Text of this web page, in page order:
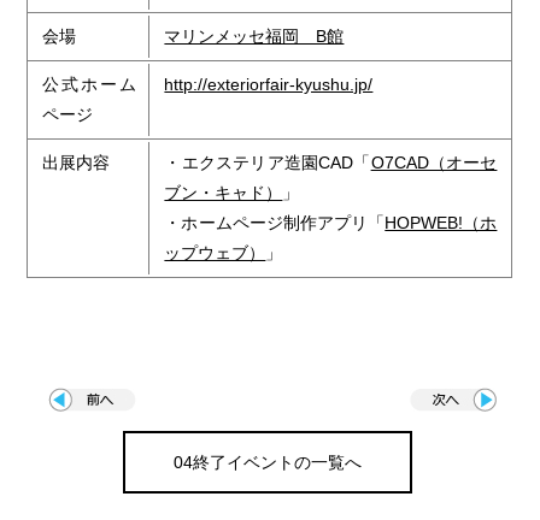
会場 マリンメッセ福岡 B館
公式ホーム
ページ
http://exteriorfair-kyushu.jp/
出展内容 ・エクステリア造園CAD「O7CAD（オーセ
ブン・キャド）
」
・ホームページ制作アプリ「HOPWEB!（ホ
ップウェブ）
」
04終了イベントの一覧へ